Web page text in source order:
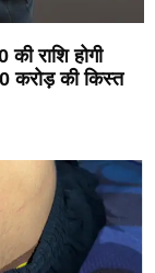
राशि होगी
करोड़ की किस्त